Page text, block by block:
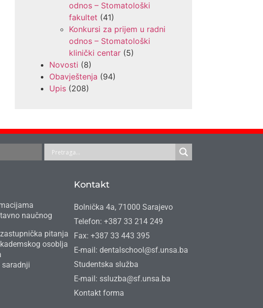
odnos – Stomatološki
fakultet (41)
Konkursi za prijem u radni
odnos – Stomatološki
klinički centar(5)
Novosti (8)
Obavještenja (94)
Upis(208)
naučnog
pitanja
osoblja
Kontakt
Bolnička 4a, 71000 Sarajevo
Telefon: +387 33 214 249
Fax: +387 33 443 395
E-mail: dentalschool@sf.unsa.ba
Studentska služba
E-mail: ssluzba@sf.unsa.ba
Kontakt forma